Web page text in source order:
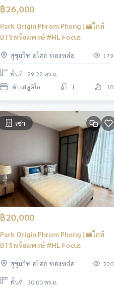
฿26,000
Park Origin Phrom Phong | 🚝ใกล้
BTSพร้อมพงษ์ #HL Focus
สุขุมวิท อโศก ทองหล่อ 179
พื้นที่ : 29.22 ตร.ม.
ห้องสตูดิโอ
1 18
เช่า
฿20,000
Park Origin Phrom Phong | 🚝ใกล้
BTSพร้อมพงษ์ #HL Focus
สุขุมวิท อโศก ทองหล่อ 220
พื้นที่ : 30.00 ตร.ม.